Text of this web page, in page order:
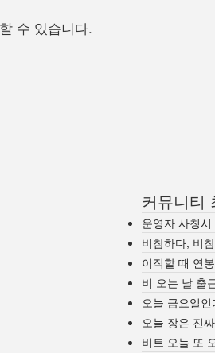
수 있습니다.
커뮤니티
운영자 사칭
비참하다, 비
이직할 때 연
비 오는 날 출
오늘 금요일
오늘 장은 진
비트 오늘 또